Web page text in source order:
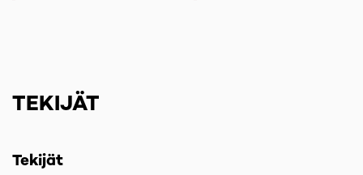
TEKIJÄT
Tekijät